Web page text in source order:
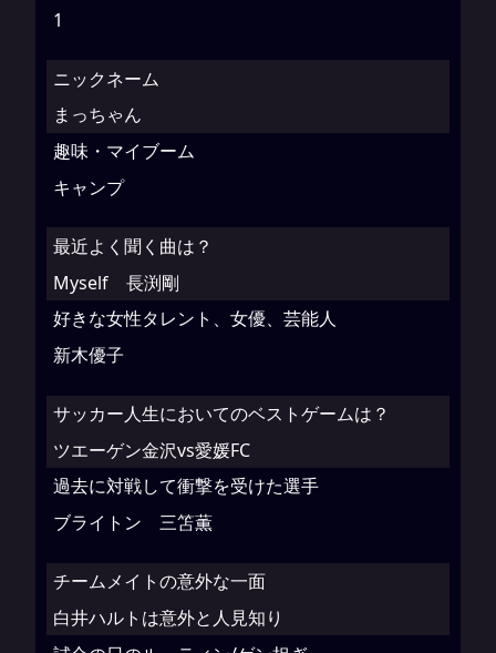
1
ニックネーム
まっちゃん
趣味・マイブーム
キャンプ
最近よく聞く曲は？
Myself 長渕剛
好きな女性タレント、女優、芸能人
新木優子
サッカー人生においてのベストゲームは？
ツエーゲン金沢vs愛媛FC
過去に対戦して衝撃を受けた選手
ブライトン 三笘薫
チームメイトの意外な一面
白井ハルトは意外と人見知り